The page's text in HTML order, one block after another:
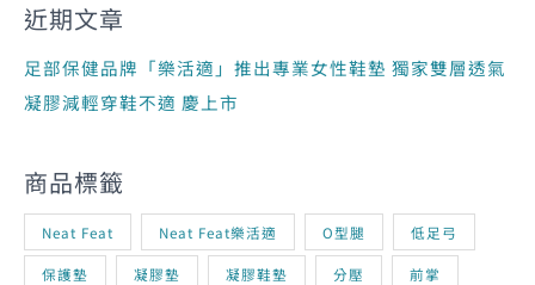
近期文章
足部保健品牌「樂活適」推出專業女性鞋墊 獨家雙層透氣
凝膠減輕穿鞋不適 慶上市
商品標籤
Neat Feat Neat Feat樂活適 O型腿 低足弓
保護墊 凝膠墊 凝膠鞋墊 分壓 前掌